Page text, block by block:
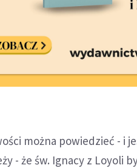
można powiedzieć - i
- że św. Ignacy z Loyoli